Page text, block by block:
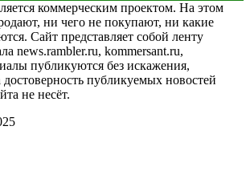
коммерческим проектом. На этом
ни чего не покупают, ни какие
Сайт представляет собой ленту
news.rambler.ru, kommersant.ru,
публикуются без искажения,
достоверность публикуемых новостей
не несёт.